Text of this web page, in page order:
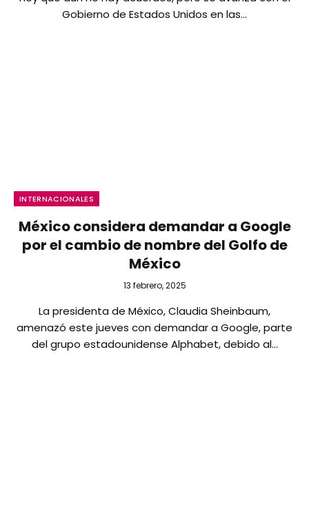
Gobierno de Estados Unidos en las…
INTERNACIONALES
México considera demandar a Google
por el cambio de nombre del Golfo de
México
13 febrero, 2025
La presidenta de México, Claudia Sheinbaum,
amenazó este jueves con demandar a Google, parte
del grupo estadounidense Alphabet, debido al…